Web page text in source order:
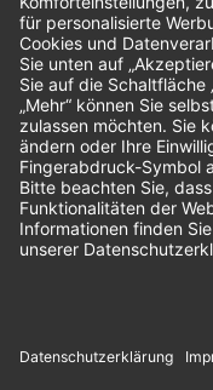
Unsere Zahlungsarten: